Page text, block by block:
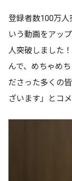
登録者数100万人
いう動画をアッ
人突破しました
んで、めちゃめ
ださった多くの
ざいます」とコメ